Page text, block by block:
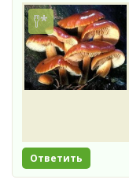
Ответить